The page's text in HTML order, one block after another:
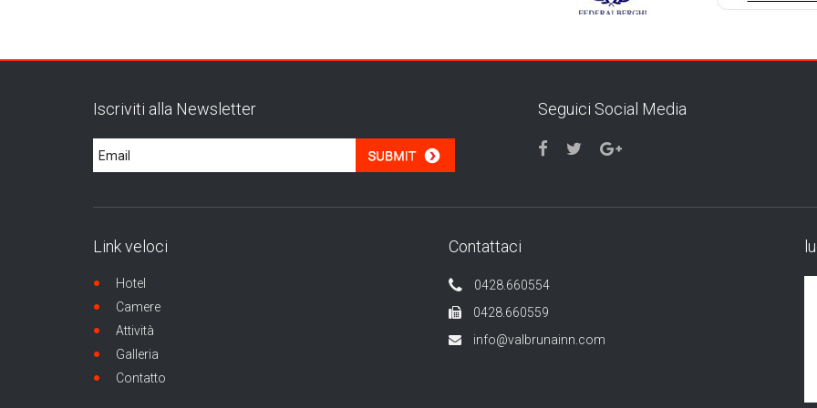
Iscriviti alla Newsletter Seguici Social Media
Link veloci
Hotel
Camere
Attività
Galleria
Contatto
Contattaci
0428.660554
0428.660559
info@valbrunainn.com